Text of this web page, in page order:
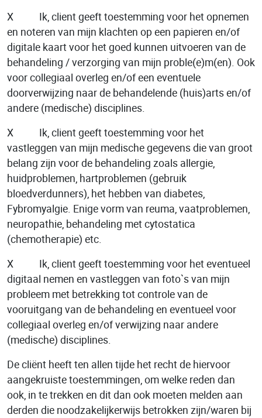
X Ik, client geeft toestemming voor het opnemen
en noteren van mijn klachten op een papieren en/of
digitale kaart voor het goed kunnen uitvoeren van de
behandeling / verzorging van mijn proble(e)m(en). Ook
voor collegiaal overleg en/of een eventuele
doorverwijzing naar de behandelende (huis)arts en/of
andere (medische) disciplines.
X Ik, client geeft toestemming voor het
vastleggen van mijn medische gegevens die van groot
belang zijn voor de behandeling zoals allergie,
huidproblemen, hartproblemen (gebruik
bloedverdunners), het hebben van diabetes,
Fybromyalgie. Enige vorm van reuma, vaatproblemen,
neuropathie, behandeling met cytostatica
(chemotherapie) etc.
X Ik, client geeft toestemming voor het eventueel
digitaal nemen en vastleggen van foto`s van mijn
probleem met betrekking tot controle van de
vooruitgang van de behandeling en eventueel voor
collegiaal overleg en/of verwijzing naar andere
(medische) disciplines.
De cliënt heeft ten allen tijde het recht de hiervoor
aangekruiste toestemmingen, om welke reden dan
ook, in te trekken en dit dan ook moeten melden aan
derden die noodzakelijkerwijs betrokken zijn/waren bij